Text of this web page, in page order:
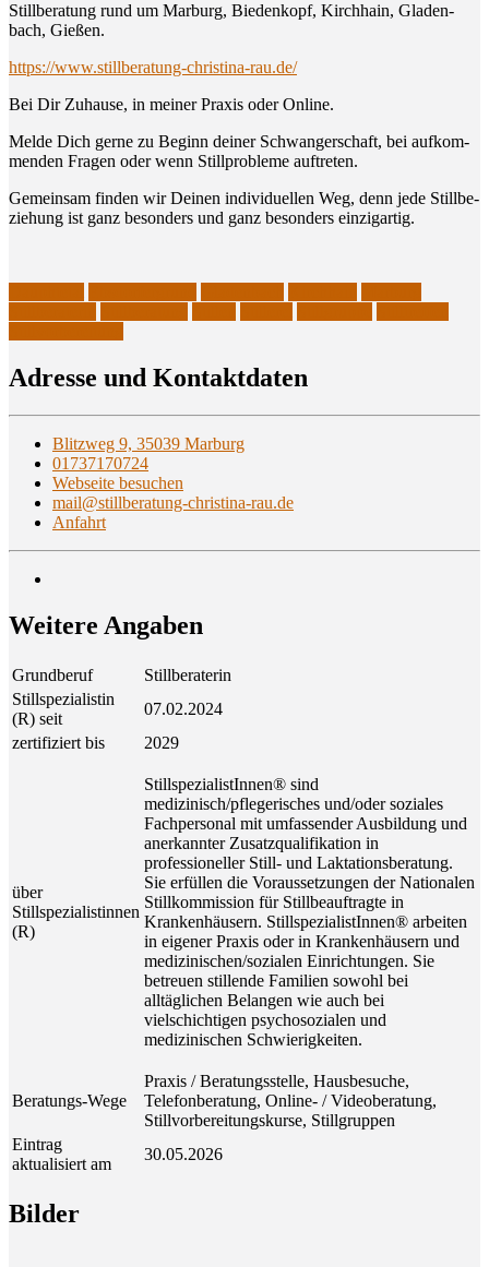
Still­be­ra­tung rund um Mar­burg, Bie­den­kopf, Kirch­hain, Gla­den­
bach, Gießen.
https://www.stillberatung-christina-rau.de/
Bei Dir Zuhau­se, in mei­ner Pra­xis oder Online.
Mel­de Dich ger­ne zu Beginn dei­ner Schwan­ger­schaft, bei auf­kom­
men­den Fra­gen oder wenn Still­pro­ble­me auftreten.
Gemein­sam fin­den wir Dei­nen indi­vi­du­el­len Weg, denn jede Still­be­
zie­hung ist ganz beson­ders und ganz beson­ders einzigartig.
Adres­se und Kontaktdaten
Blitzweg 9, 35039 Marburg
01737170724
Webseite besuchen
mail@stillberatung-christina-rau.de
Anfahrt
Wei­te­re Angaben
Grundberuf
Stillberaterin
Stillspezialistin
(R) seit
07.02.2024
zertifiziert bis
2029
über
Stillspezialistinnen
(R)
StillspezialistInnen® sind
medizinisch/pflegerisches und/oder soziales
Fachpersonal mit umfassender Ausbildung und
anerkannter Zusatzqualifikation in
professioneller Still- und Laktationsberatung.
Sie erfüllen die Voraussetzungen der Nationalen
Stillkommission für Stillbeauftragte in
Krankenhäusern. StillspezialistInnen® arbeiten
in eigener Praxis oder in Krankenhäusern und
medizinischen/sozialen Einrichtungen. Sie
betreuen stillende Familien sowohl bei
alltäglichen Belangen wie auch bei
vielschichtigen psychosozialen und
medizinischen Schwierigkeiten.
Beratungs-Wege
Praxis / Beratungsstelle, Hausbesuche,
Telefonberatung, Online- / Videoberatung,
Stillvorbereitungskurse, Stillgruppen
Eintrag
aktualisiert am
30.05.2026
Bil­der